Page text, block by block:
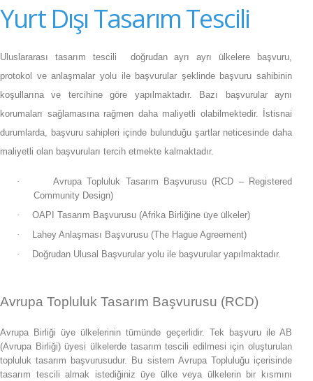
Yurt Dışı Tasarım Tescili
Uluslararası tasarım tescili
doğrudan ayrı ayrı ülkelere başvuru,
protokol ve anlaşmalar yolu ile başvurular şeklinde başvuru sahibinin
koşullarına ve tercihine göre yapılmaktadır. Bazı başvurular aynı
korumaları sağlamasına rağmen daha maliyetli olabilmektedir. İstisnai
durumlarda, başvuru sahipleri içinde bulunduğu şartlar neticesinde daha
maliyetli olan başvuruları tercih etmekte kalmaktadır.
·
Avrupa Topluluk Tasarım Başvurusu (RCD – Registered
Community Design)
·
OAPI Tasarım Başvurusu (Afrika Birliğine üye ülkeler)
·
Lahey Anlaşması Başvurusu (The Hague Agreement)
·
Doğrudan Ulusal Başvurular yolu ile başvurular yapılmaktadır.
Avrupa Topluluk Tasarım Başvurusu (RCD)
Avrupa Birliği üye ülkelerinin tümünde geçerlidir. Tek başvuru ile AB
(Avrupa Birliği) üyesi ülkelerde tasarım tescili edilmesi için oluşturulan
topluluk tasarım başvurusudur. Bu sistem Avrupa Topluluğu içerisinde
tasarım tescili almak istediğiniz üye ülke veya ülkelerin bir kısmını